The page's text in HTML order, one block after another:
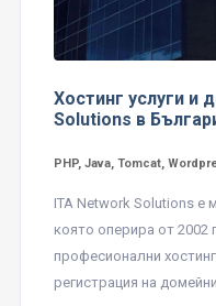
Хостинг услуги и
Solutions в
PHP, Java, Tomcat,
ITA Network Solutions е
която оперира от 2002
професионални
регистрация на